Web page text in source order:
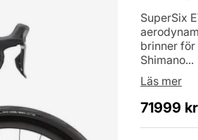
SuperSix
brinner för
Shimano...
Läs mer
71999 kr